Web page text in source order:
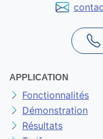
APPLICATION
Fonctionnalités
Démonstration
Résultats